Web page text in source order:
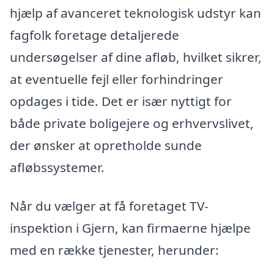
hjælp af avanceret teknologisk udstyr kan
fagfolk foretage detaljerede
undersøgelser af dine afløb, hvilket sikrer,
at eventuelle fejl eller forhindringer
opdages i tide. Det er især nyttigt for
både private boligejere og erhvervslivet,
der ønsker at opretholde sunde
afløbssystemer.
Når du vælger at få foretaget TV-
inspektion i Gjern, kan firmaerne hjælpe
med en række tjenester, herunder: